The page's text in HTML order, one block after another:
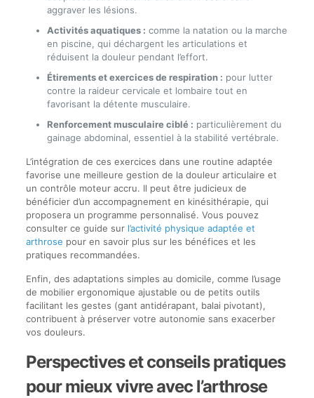
aggraver les lésions.
Activités aquatiques : comme la natation ou la marche
en piscine, qui déchargent les articulations et
réduisent la douleur pendant l’effort.
Étirements et exercices de respiration : pour lutter
contre la raideur cervicale et lombaire tout en
favorisant la détente musculaire.
Renforcement musculaire ciblé : particulièrement du
gainage abdominal, essentiel à la stabilité vertébrale.
L’intégration de ces exercices dans une routine adaptée
favorise une meilleure gestion de la douleur articulaire et
un contrôle moteur accru. Il peut être judicieux de
bénéficier d’un accompagnement en kinésithérapie, qui
proposera un programme personnalisé. Vous pouvez
consulter ce guide sur l’activité physique adaptée et
arthrose pour en savoir plus sur les bénéfices et les
pratiques recommandées.
Enfin, des adaptations simples au domicile, comme l’usage
de mobilier ergonomique ajustable ou de petits outils
facilitant les gestes (gant antidérapant, balai pivotant),
contribuent à préserver votre autonomie sans exacerber
vos douleurs.
Perspectives et conseils pratiques
pour mieux vivre avec l’arthrose